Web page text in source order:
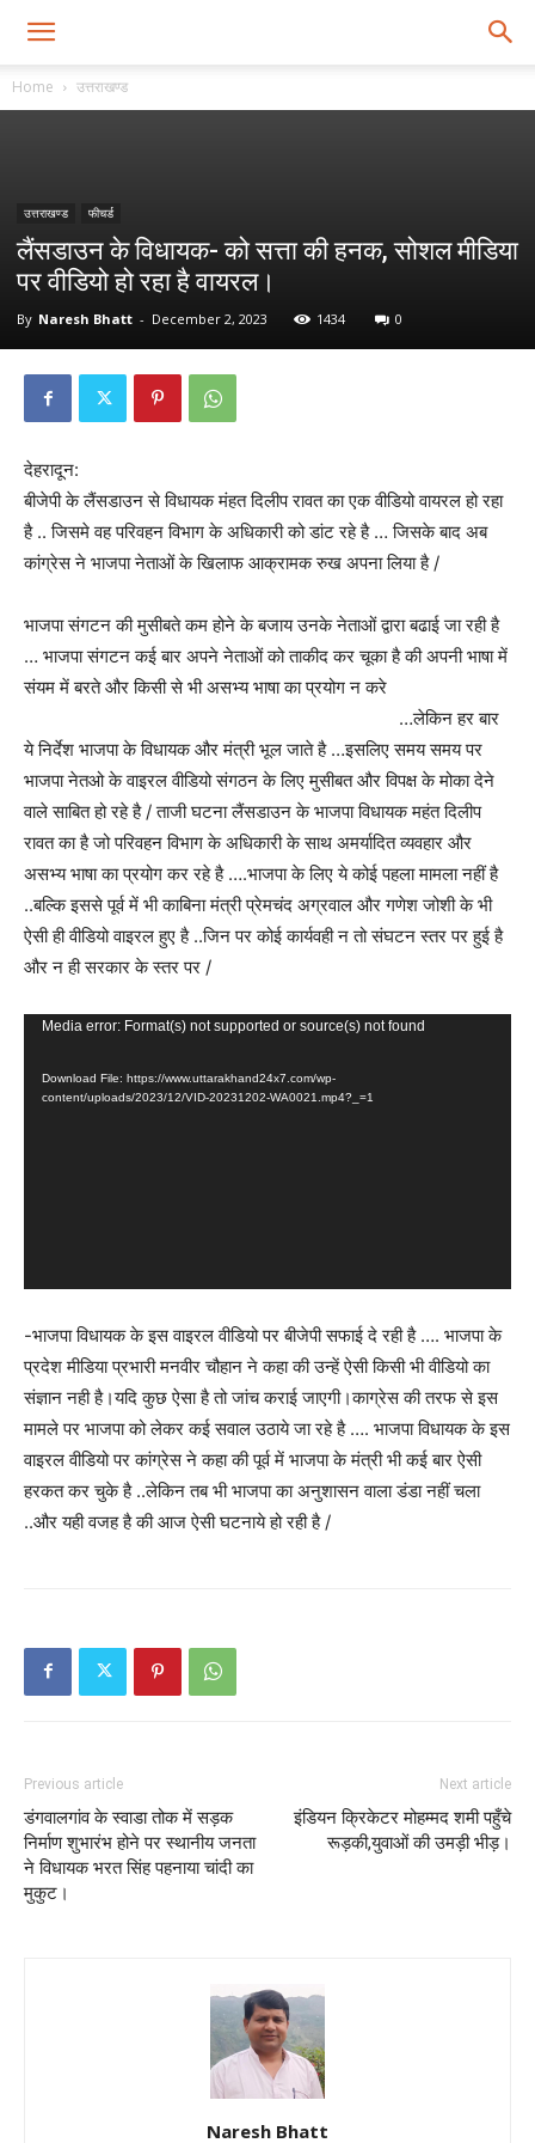
Home उत्तराखण्ड
उत्तराखण्ड फीचर्ड
लैंसडाउन के विधायक- को सत्ता की हनक, सोशल मीडिया
पर वीडियो हो रहा है वायरल।
By Naresh Bhatt - December 2, 2023 1434 0
देहरादून:
बीजेपी के लैंसडाउन से विधायक मंहत दिलीप रावत का एक वीडियो वायरल हो रहा
है .. जिसमे वह परिवहन विभाग के अधिकारी को डांट रहे है … जिसके बाद अब
कांग्रेस ने भाजपा नेताओं के खिलाफ आक्रामक रुख अपना लिया है /
भाजपा संगटन की मुसीबते कम होने के बजाय उनके नेताओं द्वारा बढाई जा रही है
… भाजपा संगटन कई बार अपने नेताओं को ताकीद कर चूका है की अपनी भाषा में
संयम में बरते और किसी से भी असभ्य भाषा का प्रयोग न करे
…लेकिन हर बार
ये निर्देश भाजपा के विधायक और मंत्री भूल जाते है …इसलिए समय समय पर
भाजपा नेतओ के वाइरल वीडियो संगठन के लिए मुसीबत और विपक्ष के मोका देने
वाले साबित हो रहे है / ताजी घटना लैंसडाउन के भाजपा विधायक महंत दिलीप
रावत का है जो परिवहन विभाग के अधिकारी के साथ अमर्यादित व्यवहार और
असभ्य भाषा का प्रयोग कर रहे है ….भाजपा के लिए ये कोई पहला मामला नहीं है
..बल्कि इससे पूर्व में भी काबिना मंत्री प्रेमचंद अग्रवाल और गणेश जोशी के भी
ऐसी ही वीडियो वाइरल हुए है ..जिन पर कोई कार्यवही न तो संघटन स्तर पर हुई है
और न ही सरकार के स्तर पर /
Video
Media error: Format(s) not supported or source(s) not found
Download File: https://www.uttarakhand24x7.com/wp-
content/uploads/2023/12/VID-20231202-WA0021.mp4?_=1
-भाजपा विधायक के इस वाइरल वीडियो पर बीजेपी सफाई दे रही है …. भाजपा के
प्रदेश मीडिया प्रभारी मनवीर चौहान ने कहा की उन्हें ऐसी किसी भी वीडियो का
संज्ञान नही है।यदि कुछ ऐसा है तो जांच कराई जाएगी।काग्रेस की तरफ से इस
मामले पर भाजपा को लेकर कई सवाल उठाये जा रहे है …. भाजपा विधायक के इस
वाइरल वीडियो पर कांग्रेस ने कहा की पूर्व में भाजपा के मंत्री भी कई बार ऐसी
हरकत कर चुके है ..लेकिन तब भी भाजपा का अनुशासन वाला डंडा नहीं चला
..और यही वजह है की आज ऐसी घटनाये हो रही है /
Previous article
डंगवालगांव के स्वाडा तोक में सड़क
निर्माण शुभारंभ होने पर स्थानीय जनता
ने विधायक भरत सिंह पहनाया चांदी का
मुकुट।
Next article
इंडियन क्रिकेटर मोहम्मद शमी पहुँचे
रूड़की,युवाओं की उमड़ी भीड़।
Naresh Bhatt